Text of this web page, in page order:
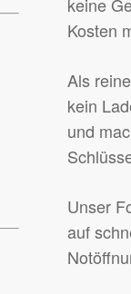
keine
Kosten
Als
kein
und
Unser
auf